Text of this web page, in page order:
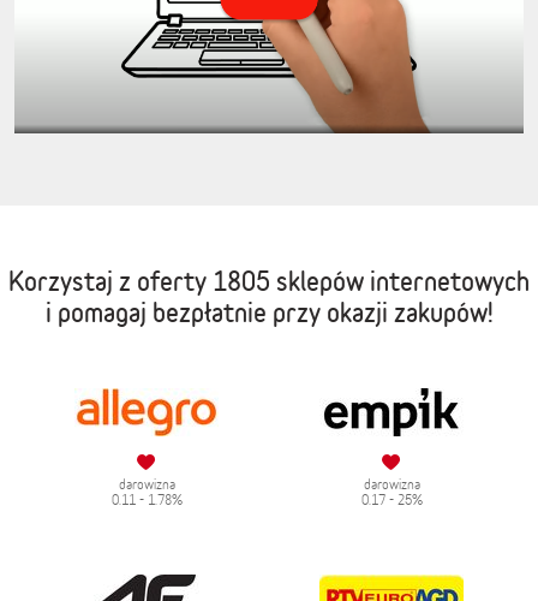
Korzystaj z oferty 1805 sklepów internetowych
i pomagaj bezpłatnie przy okazji zakupów!
darowizna
0.11 - 1.78%
darowizna
0.17 - 25%